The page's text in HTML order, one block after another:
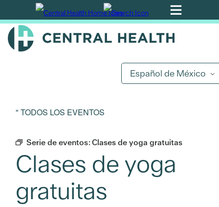
Ir
al
contenido
Español de México
" TODOS LOS EVENTOS
Serie de eventos:Clases de yoga gratuitas
Clases de yoga
gratuitas